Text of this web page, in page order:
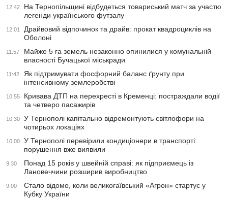
12:42
На Тернопільщині відбудеться товариський матч за участю
легенди українського футзалу
12:01
Драйвовий відпочинок та драйв: прокат квадроциклів на
Оболоні
11:57
Майже 5 га земель незаконно опинилися у комунальній
власності Бучацької міськради
11:42
Як підтримувати фосфорний баланс ґрунту при
інтенсивному землеробстві
10:55
Кривава ДТП на перехресті в Кременці: постраждали водії
та четверо пасажирів
10:30
У Тернополі капітально відремонтують світлофори на
чотирьох локаціях
10:00
У Тернополі перевірили кондиціонери в транспорті:
порушення вже виявили
9:30
Понад 15 років у швейній справі: як підприємець із
Лановеччини розширив виробництво
9:00
Стало відомо, коли великогаївський «Агрон» стартує у
Кубку України